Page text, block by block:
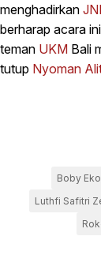
menghadirkan
berharap acara
teman UKM Bali
tutup Nyoman
Boby
Luthfi Safitri